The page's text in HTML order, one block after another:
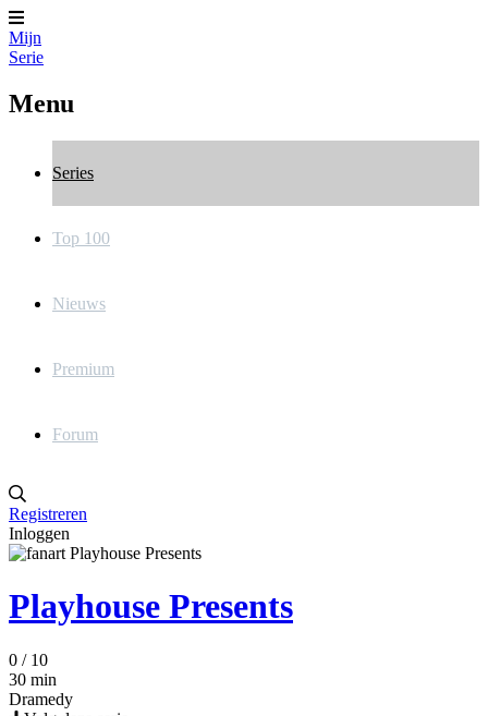
Mijn
Serie
Menu
Series
Top 100
Nieuws
Premium
Forum
Registreren
Inloggen
Playhouse Presents
0 / 10
30 min
Dramedy